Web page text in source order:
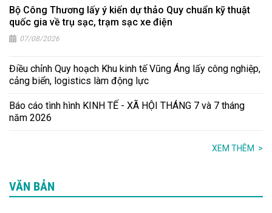
Bộ Công Thương lấy ý kiến dự thảo Quy chuẩn kỹ thuật
quốc gia về trụ sạc, trạm sạc xe điện
07/08/2026
Điều chỉnh Quy hoạch Khu kinh tế Vũng Áng lấy công nghiệp,
cảng biển, logistics làm động lực
Báo cáo tình hình KINH TẾ - XÃ HỘI THÁNG 7 và 7 tháng
năm 2026
XEM THÊM >
VĂN BẢN